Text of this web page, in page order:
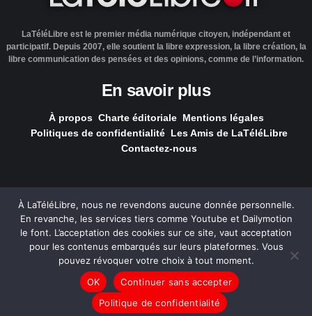
LaTéléLibre est le premier média numérique citoyen, indépendant et
participatif. Depuis 2007, elle soutient la libre expression, la libre création, la
libre communication des pensées et des opinions, comme de l’information.
En savoir plus
À propos Charte éditoriale Mentions légales
Politiques de confidentialité Les Amis de LaTéléLibre
Contactez-nous
LaTéléLibre.fr, ce site a été réalisé par l'agenceNOUS, Ouvert,
Utile & Simple
— Tous les contenus, sauf exception signalée, sont
sous licence Creative Commons .
À LaTéléLibre, nous ne revendons aucune donnée personnelle.
En revanche, les services tiers comme Youtube et Dailymotion
le font. L’acceptation des cookies sur ce site, vaut acceptation
pour les contenus embarqués sur leurs plateformes. Vous
pouvez révoquer votre choix à tout moment.
OK
Continuer sans accepter
Politique de confidentialité